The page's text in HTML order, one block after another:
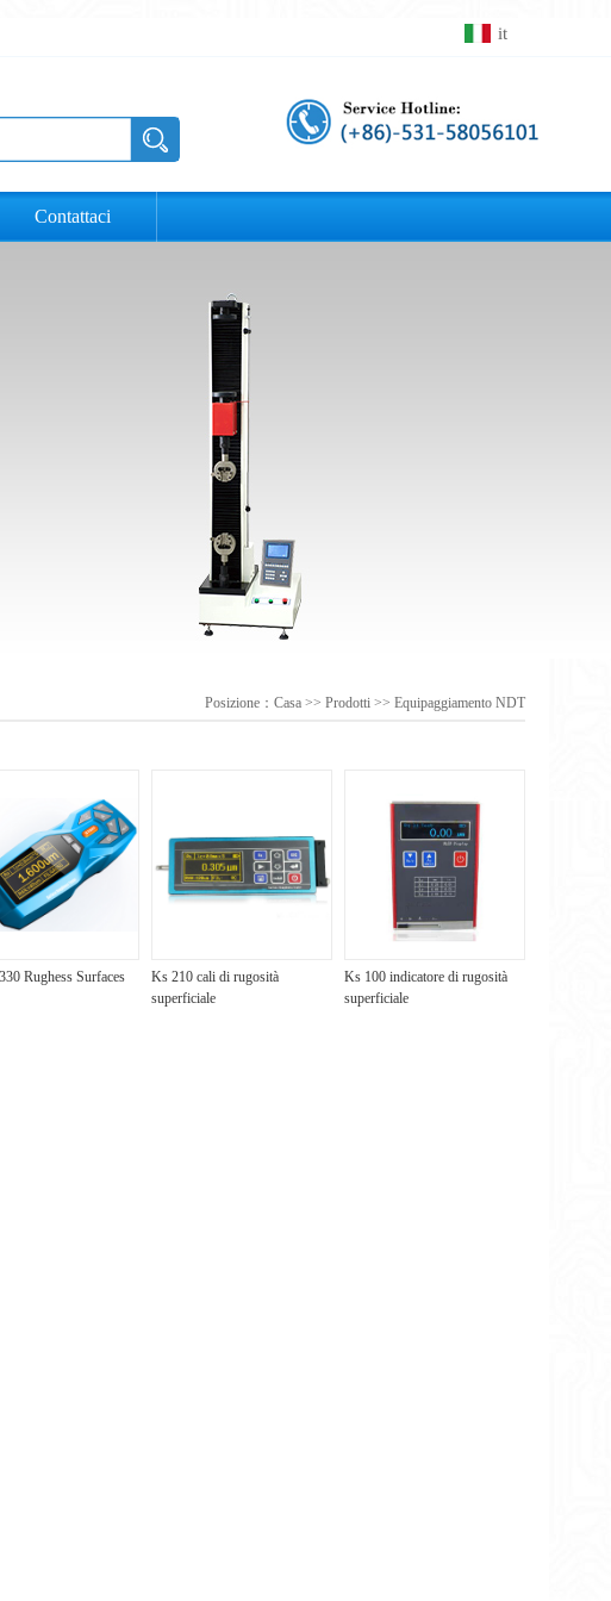
it
Contattaci
Posizione： Casa >> Prodotti >> Equipaggiamento NDT
Rughess Surfaces
Ks 210 cali di rugosità
superficiale
Ks 100 indicatore di rugosità
superficiale